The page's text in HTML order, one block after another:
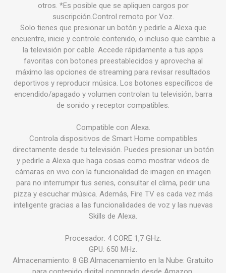
otros. *Es posible que se apliquen cargos por
suscripción.Control remoto por Voz.
Solo tienes que presionar un botón y pedirle a Alexa que
encuentre, inicie y controle contenido, o incluso que cambie a
la televisión por cable. Accede rápidamente a tus apps
favoritas con botones preestablecidos y aprovecha al
máximo las opciones de streaming para revisar resultados
deportivos y reproducir música. Los botones específicos de
encendido/apagado y volumen controlan tu televisión, barra
de sonido y receptor compatibles.
Compatible con Alexa.
Controla dispositivos de Smart Home compatibles
directamente desde tu televisión. Puedes presionar un botón
y pedirle a Alexa que haga cosas como mostrar videos de
cámaras en vivo con la funcionalidad de imagen en imagen
para no interrumpir tus series, consultar el clima, pedir una
pizza y escuchar música. Además, Fire TV es cada vez más
inteligente gracias a las funcionalidades de voz y las nuevas
Skills de Alexa.
Procesador: 4 CORE 1,7 GHz.
GPU: 650 MHz.
Almacenamiento: 8 GB.Almacenamiento en la Nube: Gratuito